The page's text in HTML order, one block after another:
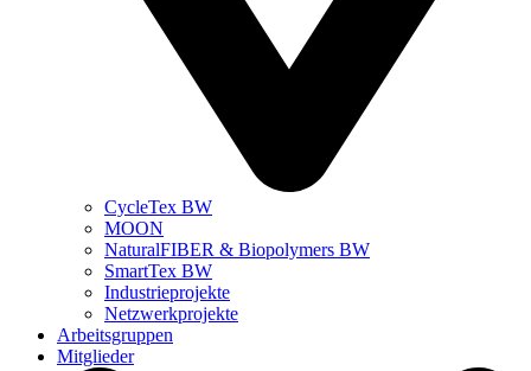
CycleTex BW
MOON
NaturalFIBER & Biopolymers BW
SmartTex BW
Industrieprojekte
Netzwerkprojekte
Arbeitsgruppen
Mitglieder